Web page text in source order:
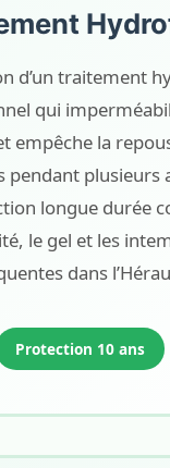
d’un traitement
qui
empêche la
pendant plusieurs
longue durée
le gel et les
dans
Protection 10 ans